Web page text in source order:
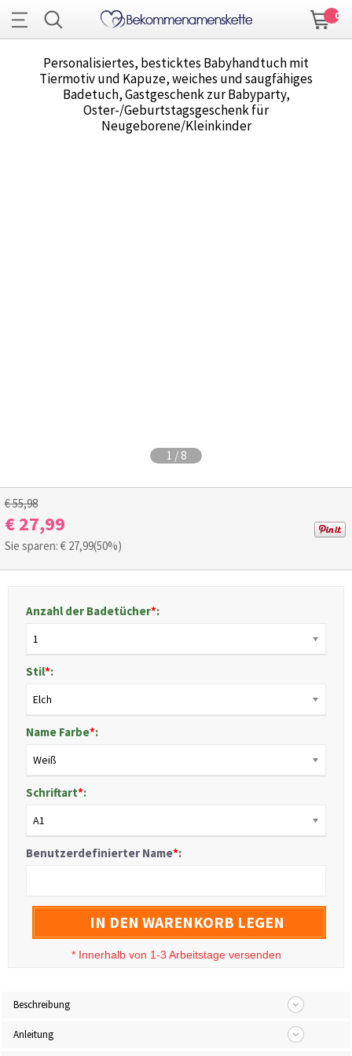
0
Personalisiertes, besticktes Babyhandtuch mit
Tiermotiv und Kapuze, weiches und saugfähiges
Badetuch, Gastgeschenk zur Babyparty,
Oster-/Geburtstagsgeschenk für
Neugeborene/Kleinkinder
1 / 8
€ 55,98
€ 27,99
Sie sparen: € 27,99(50%)
Anzahl der Badetücher*:
1
Stil*:
Elch
Name Farbe*:
Weiß
Schriftart*:
A1
Benutzerdefinierter Name*:
IN DEN WARENKORB LEGEN
* Innerhalb von 1-3 Arbeitstage versenden
Beschreibung
Anleitung